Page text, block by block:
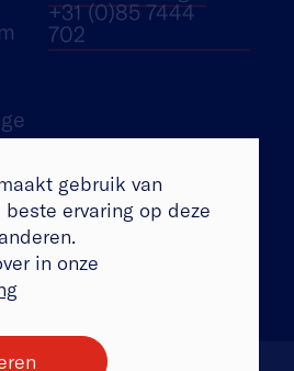
gebruik van
ervaring op deze
in onze
+31 (0)85 7444
702